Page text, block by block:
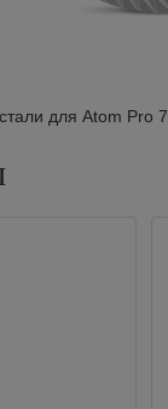
для Atom Pro